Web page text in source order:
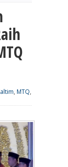
, MTQ,